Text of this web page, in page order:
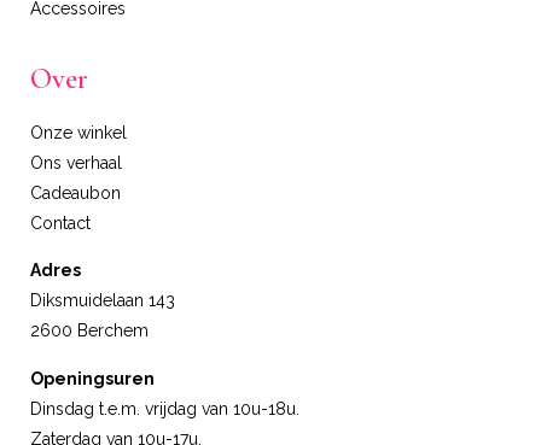
Accessoires
Over
Onze winkel
Ons verhaal
Cadeaubon
Contact
Adres
Diksmuidelaan 143
2600 Berchem
Openingsuren
Dinsdag t.e.m. vrijdag van 10u-18u.
Zaterdag van 10u-17u.